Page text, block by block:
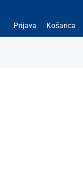
Prijava Košarica